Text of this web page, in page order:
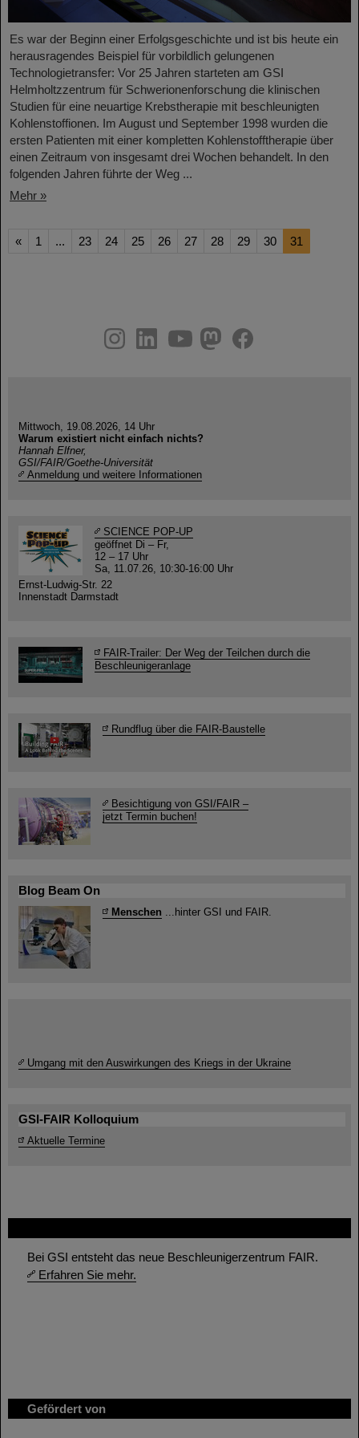
Bei GSI entsteht das neue Beschleunigerzentrum FAIR.
Erfahren Sie mehr.
Gefördert von
Es war der Beginn einer Erfolgsgeschichte und ist bis heute ein
herausragendes Beispiel für vorbildlich gelungenen
Technologietransfer: Vor 25 Jahren starteten am GSI
Helmholtzzentrum für Schwerionenforschung die klinischen
Studien für eine neuartige Krebstherapie mit beschleunigten
Kohlenstoffionen. Im August und September 1998 wurden die
ersten Patienten mit einer kompletten Kohlenstofftherapie über
einen Zeitraum von insgesamt drei Wochen behandelt. In den
folgenden Jahren führte der Weg ...
Mehr »
« 1 ... 23 24 25 26 27 28 29 30 31
youtube
helmholtz.social
facebook
Mittwoch, 19.08.2026, 14 Uhr
Warum existiert nicht einfach nichts?
Hannah Elfner,
GSI/FAIR/Goethe-Universität
Anmeldung und weitere Informationen
SCIENCE POP-UP
geöffnet Di – Fr,
12 – 17 Uhr
Sa, 11.07.26, 10:30-16:00 Uhr
Ernst-Ludwig-Str. 22
Innenstadt Darmstadt
FAIR-Trailer: Der Weg der Teilchen durch die
Beschleunigeranlage
Rundflug über die FAIR-Baustelle
Besichtigung von GSI/FAIR –
jetzt Termin buchen!
Blog Beam On
Menschen ...hinter GSI und FAIR.
Umgang mit den Auswirkungen des Kriegs in der Ukraine
GSI-FAIR Kolloquium
Aktuelle Termine